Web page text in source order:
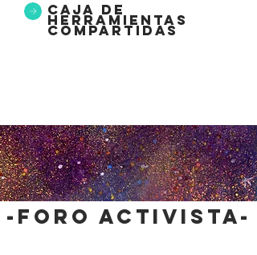
caja de
herramientas
compartidas
-foro activista-